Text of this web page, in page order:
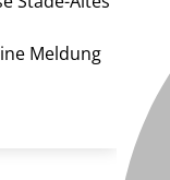
Meldung